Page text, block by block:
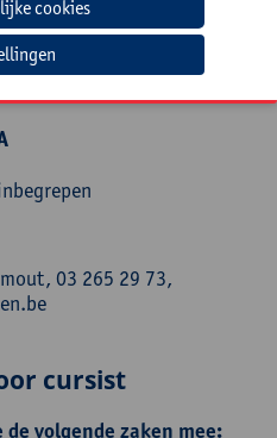
03 265 29 73,
cursist
de volgende zaken mee: